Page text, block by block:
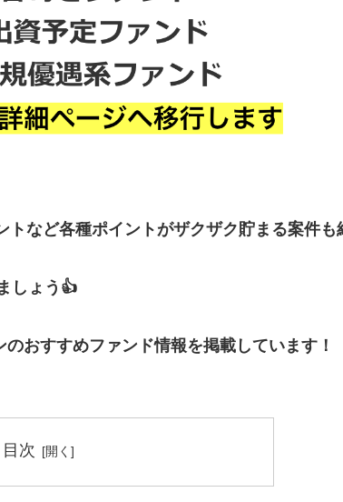
など各種ポイントがザクザク貯まる案件も
しょう👍
おすすめファンド情報を掲載しています！
目次